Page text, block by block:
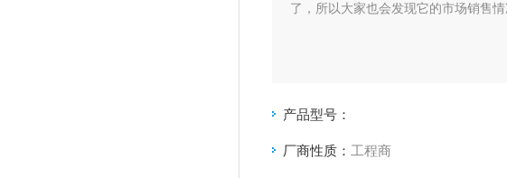
了，所以大家也会发现它的市场销售
产品型号：
厂商性质： 工程商